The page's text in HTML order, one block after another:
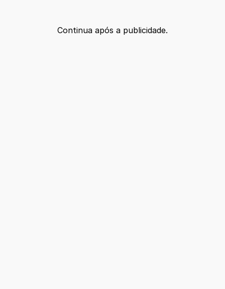
Continua após a publicidade.